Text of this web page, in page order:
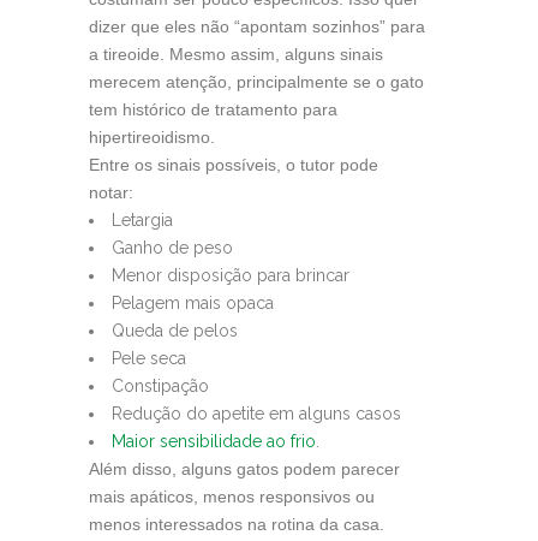
dizer que eles não “apontam sozinhos” para
a tireoide. Mesmo assim, alguns sinais
merecem atenção, principalmente se o gato
tem histórico de tratamento para
hipertireoidismo.
Entre os sinais possíveis, o tutor pode
notar:
Letargia
Ganho de peso
Menor disposição para brincar
Pelagem mais opaca
Queda de pelos
Pele seca
Constipação
Redução do apetite em alguns casos
Maior sensibilidade ao frio
Além disso, alguns gatos podem parecer
mais apáticos, menos responsivos ou
menos interessados na rotina da casa.